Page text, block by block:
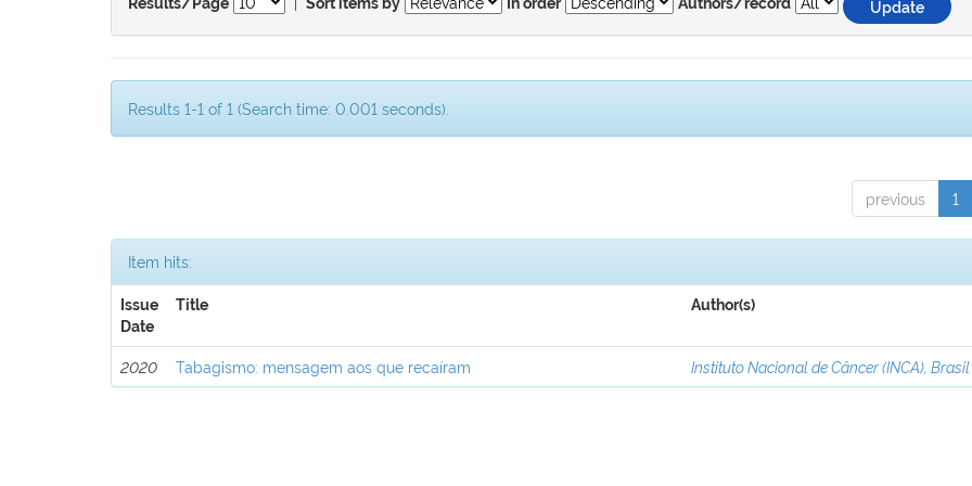
Results/Page Sort items by In order Authors/record
Results 1-1 of 1 (Search time: 0.001 seconds).
previous 1
Item hits:
Issue
Date
Title Author(s)
2020 Tabagismo: mensagem aos que recaíram Instituto Nacional de Câncer (INCA), Brasil